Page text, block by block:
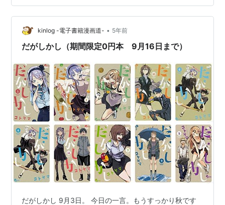
よくあることかと思いますが、7年前、まだ私が社会人に
なってそう経っていないときには衝撃を受けました。 私
は大学を卒業するまで実家に住んでいましたが、一人部
屋がない生活を送っていました。 そんな私だからこそ、
kinlog -電子書籍漫画道- • 5年前
だがしかし（期間限定0円本 9月16日まで）
だがしかし 9月3日。 今日の一言。もうすっかり秋です